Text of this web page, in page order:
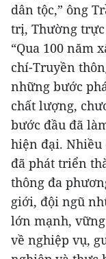
dân tộc,” ông
trị, Thường
“Qua 100 năm
chí-Truyền
những bước
chất lượng,
bước đầu đã
hiện đại. Nhiều
đã phát triển
thông đa
giới, đội ngũ
lớn mạnh,
về nghiệp vụ,